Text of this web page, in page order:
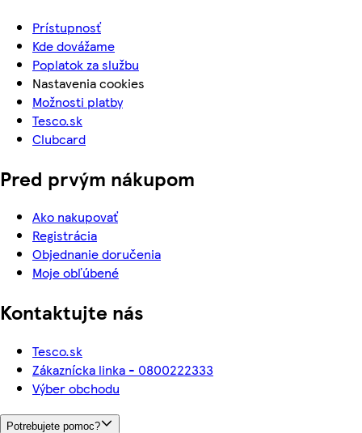
Prístupnosť
Kde dovážame
Poplatok za službu
Nastavenia cookies
Možnosti platby
Tesco.sk
Clubcard
Pred prvým nákupom
Ako nakupovať
Registrácia
Objednanie doručenia
Moje obľúbené
Kontaktujte nás
Tesco.sk
Zákaznícka linka - 0800222333
Výber obchodu
Potrebujete pomoc?